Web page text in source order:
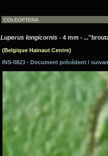
Luperus longicornis - 4 mm -
(Belgique Hainaut Centre)
INS-0823 - Document précédent /